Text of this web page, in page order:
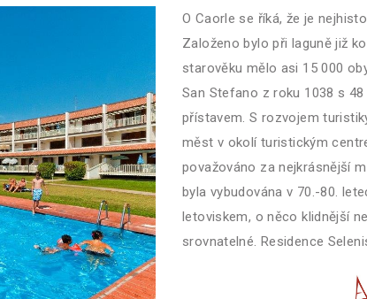
O Caorle se říká, že je
Založeno bylo při laguně již
starověku mělo asi 15 000
San Stefano z roku 1038 s
přístavem. S rozvojem
měst v okolí turistickým
považováno za nejkrásnější
byla vybudována v 70.-80.
letoviskem, o něco klidnější
srovnatelné. Residence